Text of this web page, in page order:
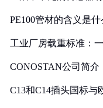
PE100管材的含义是什
工业厂房载重标准：
CONOSTAN公司简介
C13和C14插头国标与